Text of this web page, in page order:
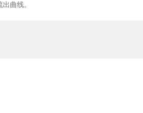
曲线。